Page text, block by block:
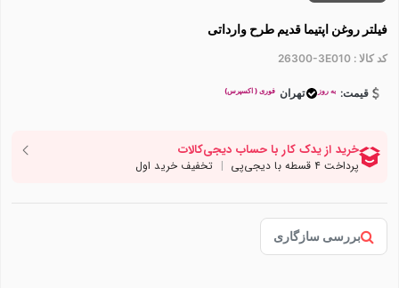
فیلتر روغن اپتیما قدیم طرح وارداتی
کد کالا : 26300-3E010
قیمت: به روز تهران فوری ( اکسپرس)
بررسی سازگاری